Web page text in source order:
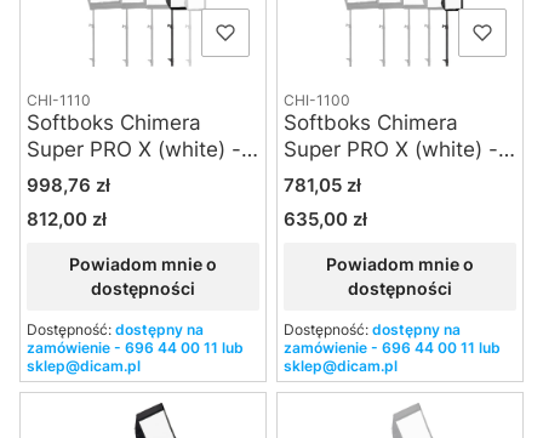
CHI-1110
Softboks Chimera
Super PRO X (white) -
XS
Cena
998,76 zł
Cena
812,00 zł
Powiadom mnie o
dostępności
Dostępność: dostępny na
zamówienie - 696 44 00 11 lub
sklep@dicam.pl
CHI-1100
Softboks Chimera
Super PRO X (white) -
XXS
Cena
781,05 zł
Cena
635,00 zł
Powiadom mnie o
dostępności
Dostępność: dostępny na
zamówienie - 696 44 00 11 lub
sklep@dicam.pl